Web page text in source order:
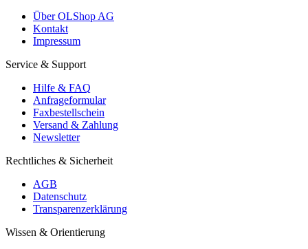
Über OLShop AG
Kontakt
Impressum
Service & Support
Hilfe & FAQ
Anfrageformular
Faxbestellschein
Versand & Zahlung
Newsletter
Rechtliches & Sicherheit
AGB
Datenschutz
Transparenzerklärung
Wissen & Orientierung